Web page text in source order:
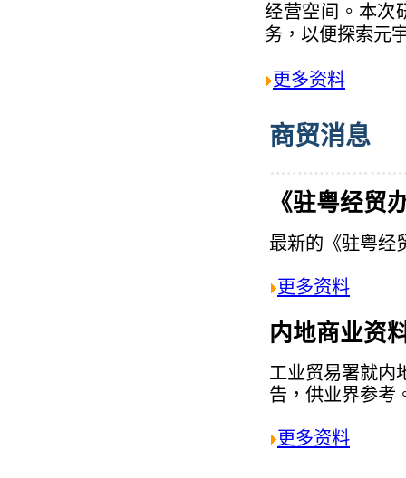
经营空间。本次
务，以便探索元
更多资料
商贸消息
《驻粤经贸
最新的《驻粤经
更多资料
内地商业资
工业贸易署就内
告，供业界参考
更多资料